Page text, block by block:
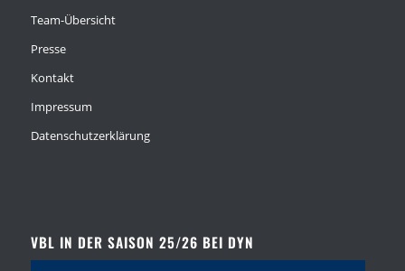
Team-Übersicht
Presse
Kontakt
Impressum
Datenschutzerklärung
VBL IN DER SAISON 25/26 BEI DYN